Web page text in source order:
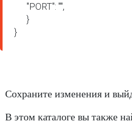
      "PORT": "",
      }
}
Сохраните изменения и
В этом каталоге вы также